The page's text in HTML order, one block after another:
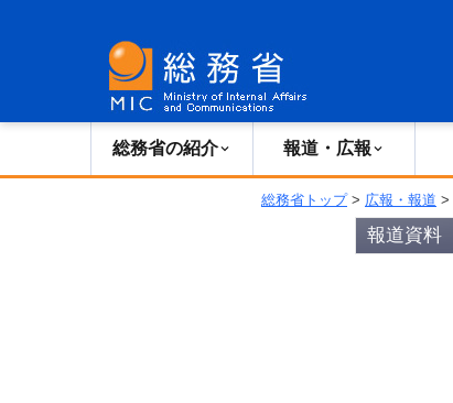
総務省の紹介 報道・広報
総務省トップ> 広報・報道 >
報道資料